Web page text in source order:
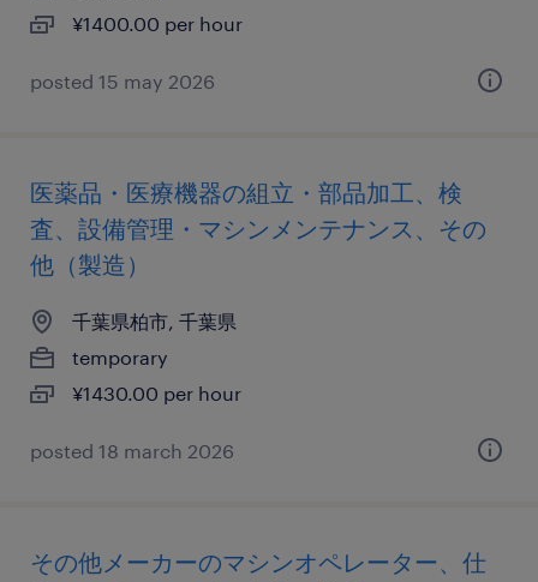
¥1400.00 per hour
posted 15 may 2026
医薬品・医療機器の組立・部品加工、検
査、設備管理・マシンメンテナンス、その
他（製造）
千葉県柏市, 千葉県
temporary
¥1430.00 per hour
posted 18 march 2026
その他メーカーのマシンオペレーター、仕